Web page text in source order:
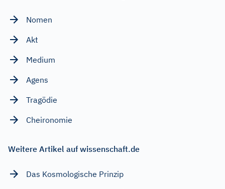
Nomen
Akt
Medium
Agens
Tragödie
Cheironomie
Weitere Artikel auf wissenschaft.de
Das Kosmologische Prinzip